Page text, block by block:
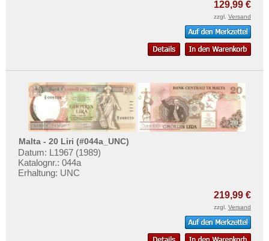
129,99 €
zzgl. Versand
Malta - 20 Liri (#044a_UNC)
Datum: L1967 (1989)
Katalognr.: 044a
Erhaltung: UNC
219,99 €
zzgl. Versand